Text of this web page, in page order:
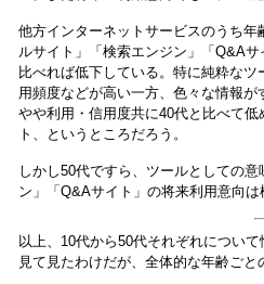
他方インターネットサービスのうち
ルサイト」「検索エンジン」「Q&A
比べれば低下している。特に純粋な
用頻度などが高い一方、色々な情報
やや利用・信用度共に40代と比べて
ト、というところだろう。
しかし50代ですら、ツールとしての
ン」「Q&Aサイト」の将来利用意向
以上、10代から50代それぞれについ
見て見たわけだが、全体的な年齢ご